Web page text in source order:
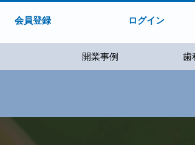
会員登録 ログイン
開業事例 歯